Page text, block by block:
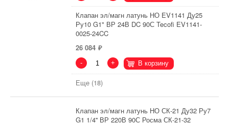
Клапан эл/магн латунь НО EV1141 Ду25
Ру10 G1" ВР 24В DC 90С Tecofi EV1141-
0025-24CC
26 084
- + В корзину
Еще (18)
Клапан эл/магн латунь НО СК-21 Ду32 Ру7
G1 1/4'' ВР 220В 90С Росма СК-21-32